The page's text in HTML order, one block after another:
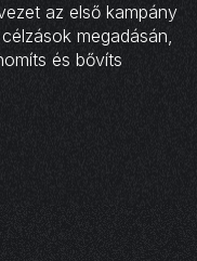
az első kampány
megadásán,
és bővíts